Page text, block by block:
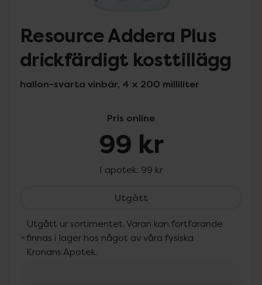
Resource Addera Plus
drickfärdigt kosttillägg
hallon-svarta vinbär, 4 x 200 milliliter
Pris online
99 kr
I apotek: 99 kr
UtgåttResource Addera Plus
Utgått ur sortimentet. Varan kan fortfarande
finnas i lager hos något av våra fysiska
Kronans Apotek.